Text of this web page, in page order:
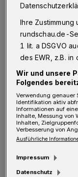
wenig
dann
Lärmpegel ist
die Garderobe
ganz
werden die
Pulcinella-
später zu
Ihre
rundschau.de-
1 lit. a DSGVO
des EWR, z.B. in
Wir und unsere
Folgendes
Verwendung genauer
Identifikation aktiv
Informationen auf
Inhalte, Messung von
Inhalten,
Verbesserung von
Ausführliche
Impressum
Datenschutz